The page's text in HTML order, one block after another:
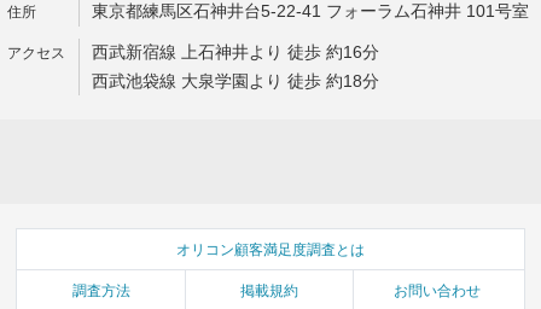
東京都練馬区石神井台5-22-41 フォーラム石神井 101号室
西武新宿線 上石神井より 徒歩 約16分
西武池袋線 大泉学園より 徒歩 約18分
オリコン顧客満足度調査とは
調査方法 掲載規約 お問い合わせ